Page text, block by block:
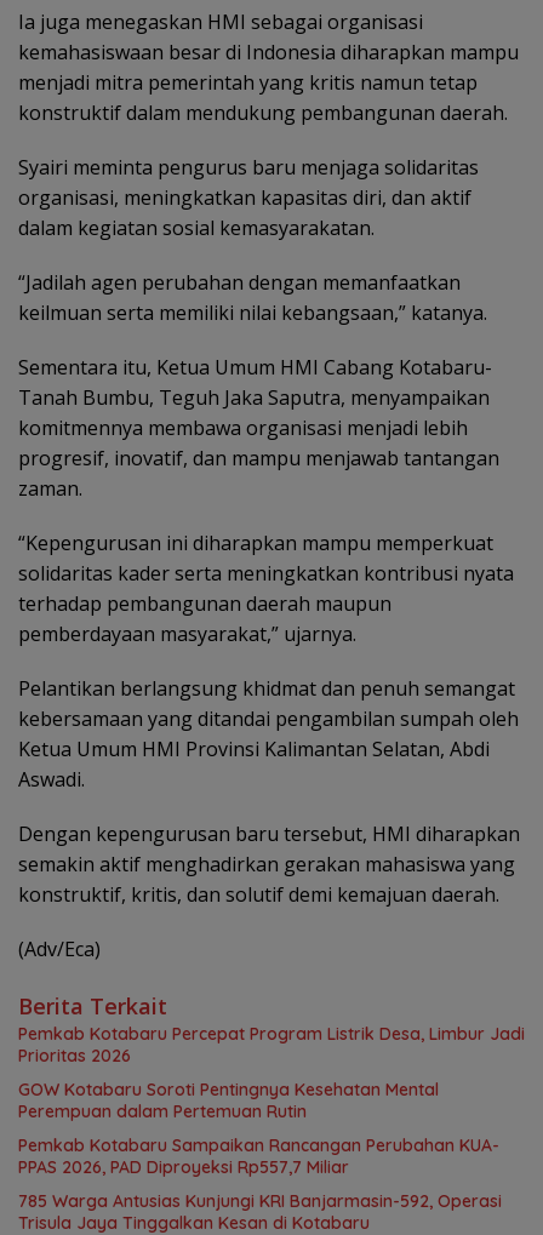
Ia juga menegaskan HMI sebagai organisasi
kemahasiswaan besar di Indonesia diharapkan mampu
menjadi mitra pemerintah yang kritis namun tetap
konstruktif dalam mendukung pembangunan daerah.
Syairi meminta pengurus baru menjaga solidaritas
organisasi, meningkatkan kapasitas diri, dan aktif
dalam kegiatan sosial kemasyarakatan.
“Jadilah agen perubahan dengan memanfaatkan
keilmuan serta memiliki nilai kebangsaan,” katanya.
Sementara itu, Ketua Umum HMI Cabang Kotabaru-
Tanah Bumbu, Teguh Jaka Saputra, menyampaikan
komitmennya membawa organisasi menjadi lebih
progresif, inovatif, dan mampu menjawab tantangan
zaman.
“Kepengurusan ini diharapkan mampu memperkuat
solidaritas kader serta meningkatkan kontribusi nyata
terhadap pembangunan daerah maupun
pemberdayaan masyarakat,” ujarnya.
Pelantikan berlangsung khidmat dan penuh semangat
kebersamaan yang ditandai pengambilan sumpah oleh
Ketua Umum HMI Provinsi Kalimantan Selatan, Abdi
Aswadi.
Dengan kepengurusan baru tersebut, HMI diharapkan
semakin aktif menghadirkan gerakan mahasiswa yang
konstruktif, kritis, dan solutif demi kemajuan daerah.
(Adv/Eca)
Berita Terkait
Pemkab Kotabaru Percepat Program Listrik Desa, Limbur Jadi
Prioritas 2026
GOW Kotabaru Soroti Pentingnya Kesehatan Mental
Perempuan dalam Pertemuan Rutin
Pemkab Kotabaru Sampaikan Rancangan Perubahan KUA-
PPAS 2026, PAD Diproyeksi Rp557,7 Miliar
785 Warga Antusias Kunjungi KRI Banjarmasin-592, Operasi
Trisula Jaya Tinggalkan Kesan di Kotabaru